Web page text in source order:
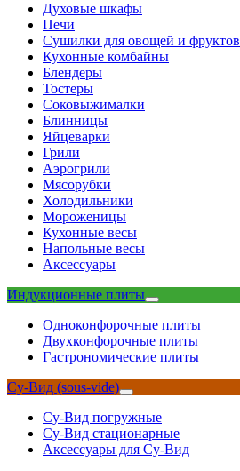
Духовые шкафы
Печи
Сушилки для овощей и фруктов
Кухонные комбайны
Блендеры
Тостеры
Соковыжималки
Блинницы
Яйцеварки
Грили
Аэрогрили
Мясорубки
Холодильники
Мороженицы
Кухонные весы
Напольные весы
Аксессуары
Индукционные плиты
Одноконфорочные плиты
Двухконфорочные плиты
Гастрономические плиты
Су-Вид (sous-vide)
Су-Вид погружные
Су-Вид стационарные
Аксессуары для Су-Вид